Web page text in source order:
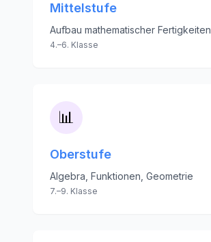
Mittelstufe
Aufbau mathematischer Fertigkeiten
4.–6. Klasse
📊
Oberstufe
Algebra, Funktionen, Geometrie
7.–9. Klasse